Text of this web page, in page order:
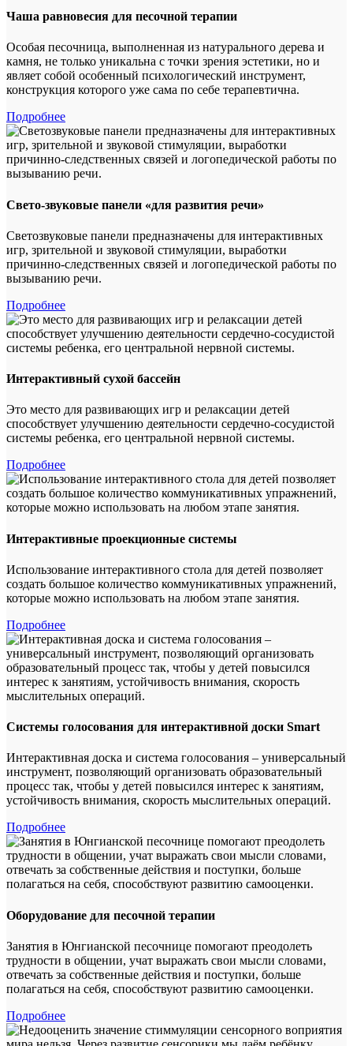
Чаша равновесия для песочной терапии
Особая песочница, выполненная из натурального дерева и
камня, не только уникальна с точки зрения эстетики, но и
являет собой особенный психологический инструмент,
конструкция которого уже сама по себе терапевтична.
Подробнее
Свето-звуковые панели «для развития речи»
Светозвуковые панели предназначены для интерактивных
игр, зрительной и звуковой стимуляции, выработки
причинно-следственных связей и логопедической работы по
вызыванию речи.
Подробнее
Интерактивный сухой бассейн
Это место для развивающих игр и релаксации детей
способствует улучшению деятельности сердечно-сосудистой
системы ребенка, его центральной нервной системы.
Подробнее
Интерактивные проекционные системы
Использование интерактивного стола для детей позволяет
создать большое количество коммуникативных упражнений,
которые можно использовать на любом этапе занятия.
Подробнее
Системы голосования для интерактивной доски Smart
Интерактивная доска и система голосования – универсальный
инструмент, позволяющий организовать образовательный
процесс так, чтобы у детей повысился интерес к занятиям,
устойчивость внимания, скорость мыслительных операций.
Подробнее
Оборудование для песочной терапии
Занятия в Юнгианской песочнице помогают преодолеть
трудности в общении, учат выражать свои мысли словами,
отвечать за собственные действия и поступки, больше
полагаться на себя, способствуют развитию самооценки.
Подробнее